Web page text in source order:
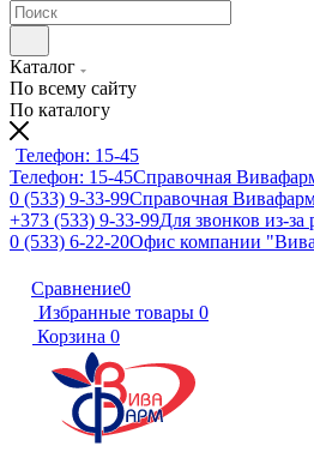
Каталог
По всему сайту
По каталогу
Телефон: 15-45
Телефон: 15-45Справочная
0 (533) 9-33-99Справочная
+373 (533) 9-33-99Для звонков из-за
0 (533) 6-22-20Офис компании
Сравнение0
Избранные товары 0
Корзина 0